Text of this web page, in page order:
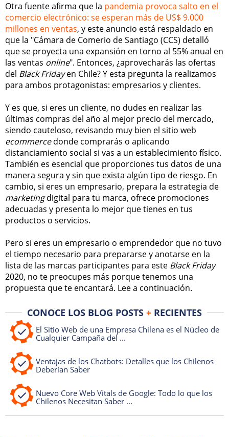
Otra fuente afirma que la pandemia provoca salto en el
comercio electrónico: se esperan más de US$ 9.000
millones en ventas, y este anuncio está respaldado en
que la "Cámara de Comerio de Santiago (CCS) detalló
que se proyecta una expansión en torno al 55% anual en
las ventas online". Entonces, ¿aprovecharás las ofertas
del Black Fridayen Chile? Y esta pregunta la realizamos
para ambos protagonistas: empresarios y clientes.
Y es que, si eres un cliente, no dudes en realizar las
últimas compras del año al mejor precio del mercado,
siendo cauteloso, revisando muy bien el sitio web
ecommercedonde comprarás o aplicando
distanciamiento social si vas a un establecimiento físico.
También es esencial que proporciones tus datos de una
manera segura y sin que exista algún tipo de riesgo. En
cambio, si eres un empresario, prepara la estrategia de
marketingdigital para tu marca, ofrece promociones
adecuadas y presenta lo mejor que tienes en tus
productos o servicios.
Pero si eres un empresario o emprendedor que no tuvo
el tiempo necesario para prepararse y anotarse en la
lista de las marcas participantes para este Black Friday
2020, no te preocupes más porque tenemos una
propuesta que te encantará. Lee a continuación.
CONOCE LOS BLOG POSTS +RECIENTES
El Sitio Web de una Empresa Chilena es el Núcleo de
Cualquier Campaña del ...
Ventajas de los Chatbots: Detalles que los Chilenos
Deberían Saber
Nuevo Core Web Vitals de Google: Todo lo que los
Chilenos Necesitan Saber ...